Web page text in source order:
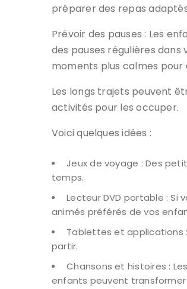
préparer des repas
Prévoir des pauses : Les
des pauses régulières
moments plus calmes pour
Les longs trajets peuvent
activités pour les occuper.
Voici quelques idées :
Jeux de voyage : Des
temps.
Lecteur DVD portable : Si
animés préférés de vos
Tablettes et applications
partir.
Chansons et histoires :
enfants peuvent